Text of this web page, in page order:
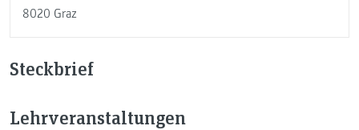
8020 Graz
Steckbrief
Lehrveranstaltungen